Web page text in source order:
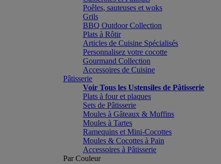
Poêles, sauteuses et woks
Grils
BBQ Outdoor Collection
Plats à Rôtir
Articles de Cuisine Spécialisés
Personnalisez votre cocotte
Gourmand Collection
Accessoires de Cuisine
Pâtisserie
Voir Tous les Ustensiles de Pâtisserie
Plats à four et plaques
Sets de Pâtisserie
Moules à Gâteaux & Muffins
Moules à Tartes
Ramequins et Mini-Cocottes
Moules & Cocottes à Pain
Accessoires à Pâtisserie
Par Couleur